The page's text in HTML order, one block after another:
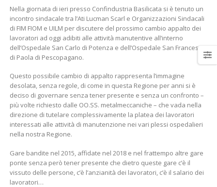
Nella giornata di ieri presso Confindustria Basilicata si è tenuto un
incontro sindacale tra l’Ati Lucman Scarl e Organizzazioni Sindacali
di FIM FIOM e UILM per discutere del prossimo cambio appalto dei
lavoratori ad oggi adibiti alle attività manutentive all’interno
dell’Ospedale San Carlo di Potenza e dell’Ospedale San Francesco
di Paola di Pescopagano.
Questo possibile cambio di appalto rappresenta l’immagine
desolata, senza regole, di come in questa Regione per anni si è
deciso di governare senza tener presente e senza un confronto –
più volte richiesto dalle OO.SS. metalmeccaniche – che vada nella
direzione di tutelare complessivamente la platea dei lavoratori
interessati alle attività di manutenzione nei vari plessi ospedalieri
nella nostra Regione.
Gare bandite nel 2015, affidate nel 2018 e nel frattempo altre gare
ponte senza però tener presente che dietro queste gare c’è il
vissuto delle persone, c’è l’anzianità dei lavoratori, c’è il salario dei
lavoratori…
rsu rls all’Italtractor: la Uilm
cresce e guarda al futuro
con determinazione
2024
Stellantis Melfi: incontro
con Tavares
della Uilm Basilicata
Borsa di Studio “Franco
Santarsiero” anno 2020
Dalla Scuola ai luoghi di
lavoro
12 Novembre 2019